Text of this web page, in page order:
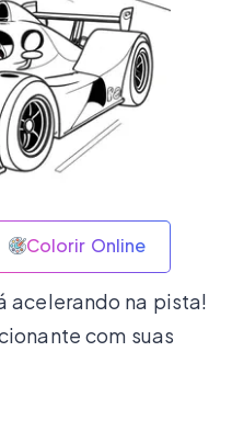
Colorir Online
acelerando na pista!
com suas